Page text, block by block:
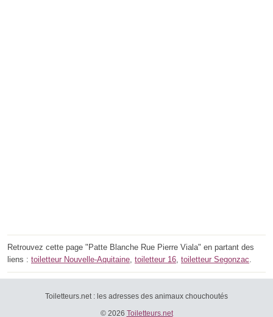
Retrouvez cette page "Patte Blanche Rue Pierre Viala" en partant des
liens : toiletteur Nouvelle-Aquitaine, toiletteur 16, toiletteur Segonzac.
Toiletteurs.net : les adresses des animaux chouchoutés
© 2026 Toiletteurs.net